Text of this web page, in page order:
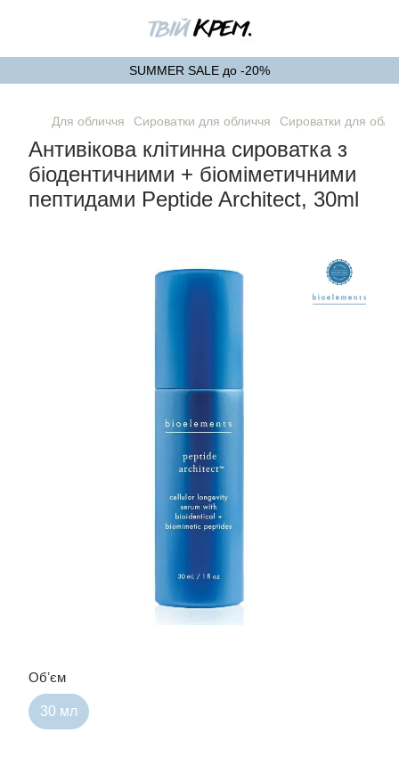
SUMMER SALE до -20%
Для обличчя Сироватки для обличчя Сироватки для
Антивікова клітинна сироватка з
біодентичними + біоміметичними
пептидами Peptide Architect, 30ml
Обʼєм
30 мл